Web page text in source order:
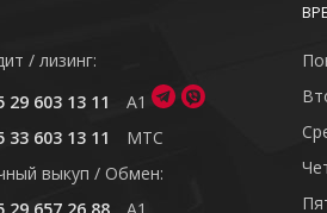
/ лизинг:
29 603 13 11
A1
33 603 13 11
MTC
выкуп / Обмен: